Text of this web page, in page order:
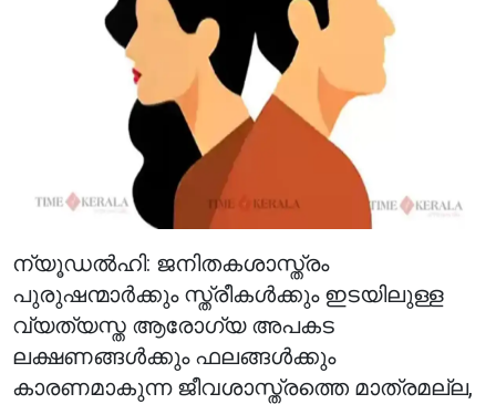
ന്യൂഡൽഹി: ജനിതകശാസ്ത്രം
പുരുഷന്മാർക്കും സ്ത്രീകൾക്കും ഇടയിലുള്ള
വ്യത്യസ്ത ആരോഗ്യ അപകട
ലക്ഷണങ്ങൾക്കും ഫലങ്ങൾക്കും
കാരണമാകുന്ന ജീവശാസ്ത്രത്തെ മാത്രമല്ല,